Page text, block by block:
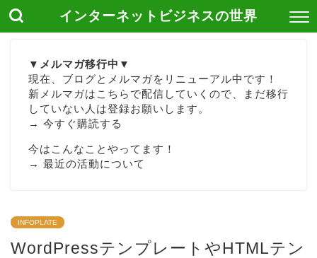
インターネットビジネスの世界
▼メルマガ移行中▼
現在、ブログとメルマガをリニューアル中です！
新メルマガはこちらで配信していくので、まだ移行
していない人は登録お願いします。
→ 今すぐ購読する
今はこんなことやってます！
→ 最近の活動について
INFOPLATE
WordPressテンプレートやHTMLテン